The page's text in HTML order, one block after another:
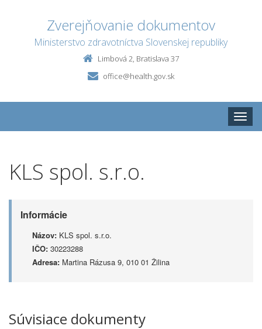
Zverejňovanie dokumentov
Ministerstvo zdravotníctva Slovenskej republiky
Limbová 2, Bratislava 37
office@health.gov.sk
Toggle
KLS spol. s.r.o.
Informácie
Názov: KLS spol. s.r.o.
IČO: 30223288
Adresa: Martina Rázusa 9, 010 01 Žilina
Súvisiace dokumenty